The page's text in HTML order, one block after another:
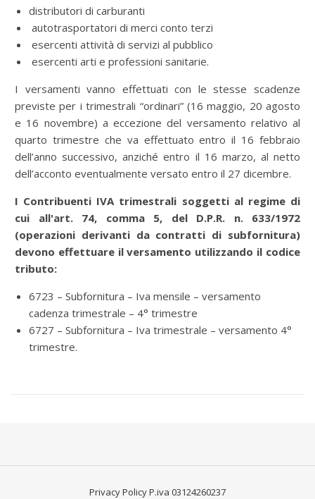
distributori di carburanti
autotrasportatori di merci conto terzi
esercenti attività di servizi al pubblico
esercenti arti e professioni sanitarie.
I versamenti vanno effettuati con le stesse scadenze
previste per i trimestrali “ordinari” (16 maggio, 20 agosto
e 16 novembre) a eccezione del versamento relativo al
quarto trimestre che va effettuato entro il 16 febbraio
dell’anno successivo, anziché entro il 16 marzo, al netto
dell’acconto eventualmente versato entro il 27 dicembre.
I Contribuenti IVA trimestrali soggetti al regime di
cui all'art. 74, comma 5, del D.P.R. n. 633/1972
(operazioni derivanti da contratti di subfornitura)
devono effettuare il versamento utilizzando il codice
tributo:
6723 – Subfornitura – Iva mensile – versamento
cadenza trimestrale – 4° trimestre
6727 – Subfornitura – Iva trimestrale – versamento 4°
trimestre.
Privacy PolicyP.iva 03124260237